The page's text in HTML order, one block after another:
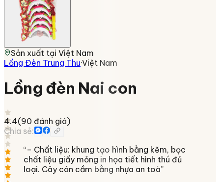
Sản xuất tại Việt Nam
Lồng Đèn Trung Thu·Việt Nam
Lồng đèn Nai con
4.4(90 đánh giá)
Chia sẻ:
“– Chất liệu: khung tạo hình bằng kẽm, bọc
chất liệu giấy mỏng in họa tiết hình thú đủ
loại. Cây cán cầm bằng nhựa an toà”